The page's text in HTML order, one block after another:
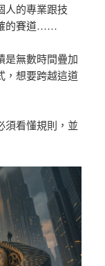
人的專業跟技
的賽道……
是無數時間疊加
，想要跨越這道
須看懂規則，並